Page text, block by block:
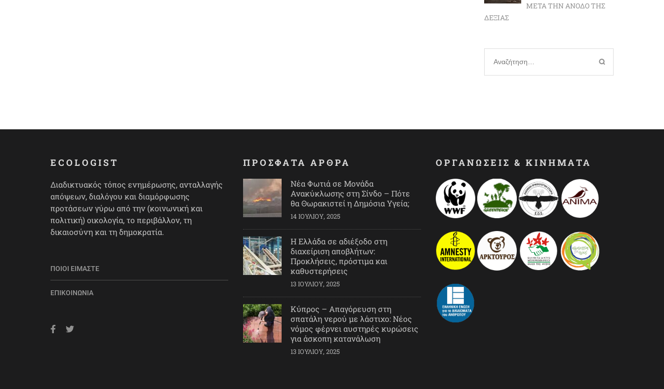
ΜΕΤΆ ΤΗΝ ΆΝΟΔΟ ΤΗΣ
ΔΕΞΙΆΣ
Αναζήτηση
για:
ECOLOGIST
Διαδικτυακός τόπος ενημέρωσης, ανταλλαγής
απόψεων, διαλόγου και διαμόρφωσης
προτάσεων γύρω από την (κοινωνική και
πολιτική) οικολογία, το περιβάλλον, τη
δικαιοσύνη και τη δημοκρατία.
ΠΟΙΟΙ ΕΊΜΑΣΤΕ
ΕΠΙΚΟΙΝΩΝΊΑ
ΠΡΟΣΦΑΤΑ ΑΡΘΡΑ
Νέα Φωτιά σε Μονάδα
Ανακύκλωσης στη Σίνδο – Πότε
θα Θωρακιστεί η Δημόσια Υγεία;
14 ΙΟΥΛΊΟΥ, 2025
Η Ελλάδα σε αδιέξοδο στη
διαχείριση αποβλήτων:
Προκλήσεις, πρόστιμα και
καθυστερήσεις
13 ΙΟΥΛΊΟΥ, 2025
Κύπρος – Απαγόρευση στη
σπατάλη νερού με λάστιχο: Νέος
νόμος φέρνει αυστηρές κυρώσεις
για άσκοπη κατανάλωση
13 ΙΟΥΛΊΟΥ, 2025
ΟΡΓΑΝΩΣΕΙΣ & ΚΙΝΗΜΑΤΑ